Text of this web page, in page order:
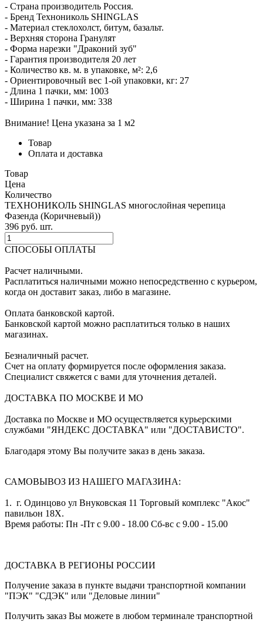
- Страна производитель Россия.
- Бренд Технониколь SHINGLAS
- Материал стеклохолст, битум, базальт.
- Верхняя сторона Гранулят
- Форма нарезки "Драконий зуб"
- Гарантия производителя 20 лет
- Количество кв. м. в упаковке, м²: 2,6
- Ориентировочный вес 1-ой упаковки, кг: 27
- Длина 1 пачки, мм: 1003
- Ширина 1 пачки, мм: 338
Внимание! Цена указана за 1 м2
Товар
Оплата и доставка
Товар
Цена
Количество
ТЕХНОНИКОЛЬ SHINGLAS многослойная черепица
Фазенда (Коричневый))
396 pуб. шт.
СПОСОБЫ ОПЛАТЫ
Расчет наличными.
Расплатиться наличными можно непосредственно с курьером,
когда он доставит заказ, либо в магазине.
Оплата банковской картой.
Банковской картой можно расплатиться только в наших
магазинах.
Безналичный расчет.
Счет на оплату формируется после оформления заказа.
Специалист свяжется с вами для уточнения деталей.
ДОСТАВКА ПО МОСКВЕ И МО
Доставка по Москве и МО осуществляется курьерскими
службами "ЯНДЕКС ДОСТАВКА" или "ДОСТАВИСТО".
Благодаря этому Вы получите заказ в день заказа.
САМОВЫВОЗ ИЗ НАШЕГО МАГАЗИНА:
1. г. Одинцово ул Внуковская 11 Торговый комплекс "Акос"
павильон 18Х.
Время работы: Пн -Пт с 9.00 - 18.00 Сб-вс с 9.00 - 15.00
ДОСТАВКА В РЕГИОНЫ РОССИИ
Получение заказа в пункте выдачи транспортной компании
"ПЭК" "СДЭК" или "Деловые линии"
Получить заказ Вы можете в любом терминале транспортной